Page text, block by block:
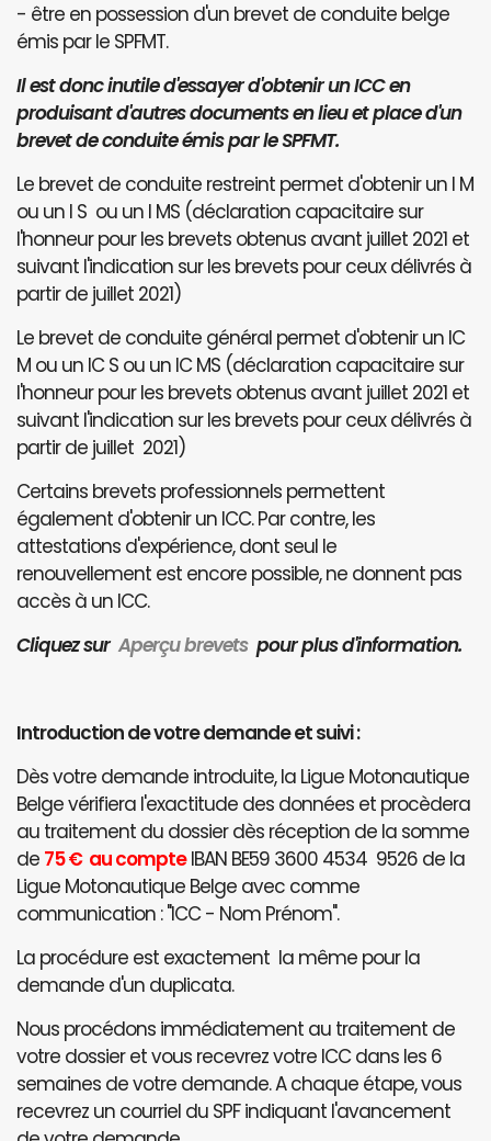
- être en possession d'un brevet de conduite belge
émis par le SPFMT.
Il est donc inutile d'essayer d'obtenir un ICC en
produisant d'autres documents en lieu et place d'un
brevet de conduite émis par le SPFMT.
Le brevet de conduite restreint permet d'obtenir un I M
ou un I S ou un I MS (déclaration capacitaire sur
l'honneur pour les brevets obtenus avant juillet 2021 et
suivant l'indication sur les brevets pour ceux délivrés à
partir de juillet 2021)
Le brevet de conduite général permet d'obtenir un IC
M ou un IC S ou un IC MS (déclaration capacitaire sur
l'honneur pour les brevets obtenus avant juillet 2021 et
suivant l'indication sur les brevets pour ceux délivrés à
partir de juillet 2021)
Certains brevets professionnels permettent
également d'obtenir un ICC. Par contre, les
attestations d'expérience, dont seul le
renouvellement est encore possible, ne donnent pas
accès à un ICC.
Cliquez surAperçu brevets pour plus d'information.
Introduction de votre demande et suivi :
Dès votre demande introduite, la Ligue Motonautique
Belge vérifiera l'exactitude des données et procèdera
au traitement du dossier dès réception de la somme
de 75 € au compteIBAN BE59 3600 4534 9526 de la
Ligue Motonautique Belge avec comme
communication : "ICC - Nom Prénom".
La procédure est exactement la même pour la
demande d'un duplicata.
Nous procédons immédiatement au traitement de
votre dossier et vous recevrez votre ICC dans les 6
semaines de votre demande. A chaque étape, vous
recevrez un courriel du SPF indiquant l'avancement